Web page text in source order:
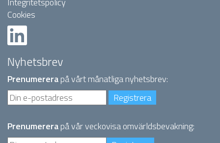
Cookies
Nyhetsbrev
Prenumererapå vårt månatliga nyhetsbrev:
Prenumererapå vår veckovisa omvärldsbevakning: